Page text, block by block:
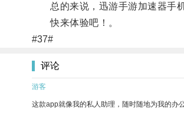
总的来说，迅游手游加速器手机
快来体验吧！。
#37#
评论
游客
这款app就像我的私人助理，随时随地为我的办